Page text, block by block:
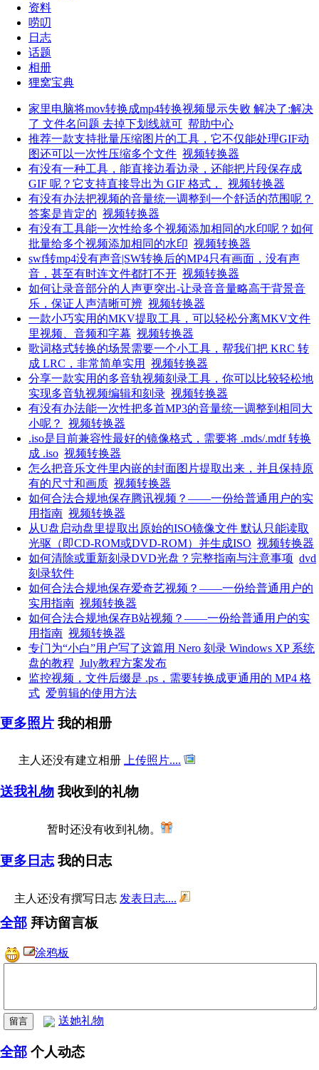
资料
唠叨
日志
话题
相册
狸窝宝典
家里电脑将mov转换成mp4转换视频显示失败 解决了:解决
了 文件名问题 去掉下划线就可 帮助中心
推荐一款支持批量压缩图片的工具，它不仅能处理GIF动
图还可以一次性压缩多个文件 视频转换器
有没有一种工具，能直接边看边录，还能把片段保存成
GIF 呢？它支持直接导出为 GIF 格式，
视频转换器
有没有办法把视频的音量统一调整到一个舒适的范围呢？
答案是肯定的 视频转换器
有没有工具能一次性给多个视频添加相同的水印呢？如何
批量给多个视频添加相同的水印 视频转换器
swf转mp4没有声音|SW转换后的MP4只有画面，没有声
音，甚至有时连文件都打不开 视频转换器
如何让录音部分的人声更突出-让录音音量略高于背景音
乐，保证人声清晰可辨 视频转换器
一款小巧实用的MKV提取工具，可以轻松分离MKV文件
里视频、音频和字幕 视频转换器
歌词格式转换的场景需要一个小工具，帮我们把 KRC 转
成 LRC，非常简单实用
视频转换器
分享一款实用的多音轨视频刻录工具，你可以比较轻松地
实现多音轨视频编辑和刻录 视频转换器
有没有办法能一次性把多首MP3的音量统一调整到相同大
小呢？
视频转换器
.iso是目前兼容性最好的镜像格式，需要将 .mds/.mdf 转换
成 .iso 视频转换器
怎么把音乐文件里内嵌的封面图片提取出来，并且保持原
有的尺寸和画质 视频转换器
如何合法合规地保存腾讯视频？——一份给普通用户的实
用指南 视频转换器
从U盘启动盘里提取出原始的ISO镜像文件 默认只能读取
光驱（即CD-ROM或DVD-ROM）并生成ISO 视频转换器
如何清除或重新刻录DVD光盘？完整指南与注意事项 dvd
刻录软件
如何合法合规地保存爱奇艺视频？——一份给普通用户的
实用指南 视频转换器
如何合法合规地保存B站视频？——一份给普通用户的实
用指南 视频转换器
专门为“小白”用户写了这篇用 Nero 刻录 Windows XP 系统
盘的教程 July教程方案发布
监控视频，文件后缀是 .ps，需要转换成更通用的 MP4 格
式 爱剪辑的使用方法
更多照片 我的相册
主人还没有建立相册 上传照片....
送我礼物 我收到的礼物
暂时还没有收到礼物。
更多日志 我的日志
主人还没有撰写日志 发表日志....
全部 拜访留言板
涂鸦板
送她礼物
全部 个人动态